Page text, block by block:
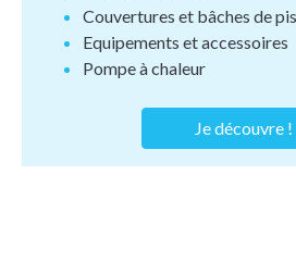
Couvertures et bâches de
Equipements et accessoires
Pompe à chaleur
Je découvre !